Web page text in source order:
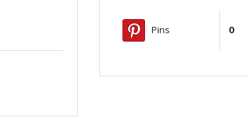
Pins 0